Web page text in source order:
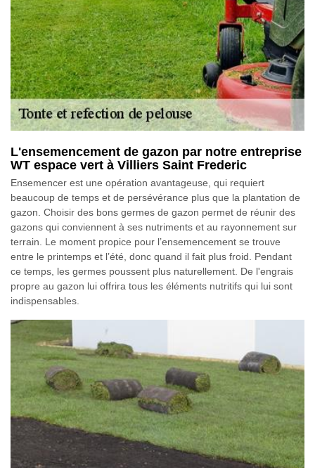
L'ensemencement de gazon par notre entreprise
WT espace vert à Villiers Saint Frederic
Ensemencer est une opération avantageuse, qui requiert
beaucoup de temps et de persévérance plus que la plantation de
gazon. Choisir des bons germes de gazon permet de réunir des
gazons qui conviennent à ses nutriments et au rayonnement sur
terrain. Le moment propice pour l’ensemencement se trouve
entre le printemps et l’été, donc quand il fait plus froid. Pendant
ce temps, les germes poussent plus naturellement. De l'engrais
propre au gazon lui offrira tous les éléments nutritifs qui lui sont
indispensables.